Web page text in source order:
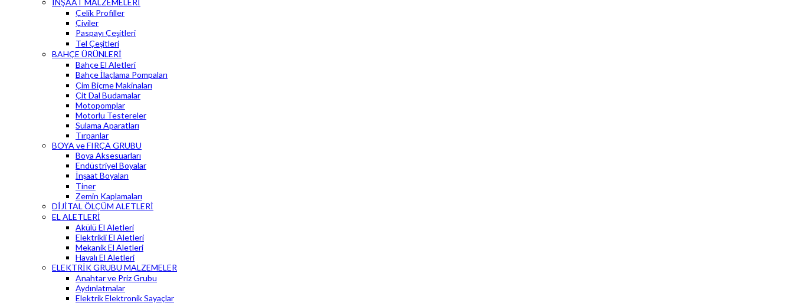
Çelik Profiller
Çiviler
Paspayı Çeşitleri
Tel Çeşitleri
BAHÇE ÜRÜNLERİ
Bahçe El Aletleri
Bahçe İlaçlama Pompaları
Çim Biçme Makinaları
Çit Dal Budamalar
Motopomplar
Motorlu Testereler
Sulama Aparatları
Tırpanlar
BOYA ve FIRÇA GRUBU
Boya Aksesuarları
Endüstriyel Boyalar
İnşaat Boyaları
Tiner
Zemin Kaplamaları
DİJİTAL ÖLÇÜM ALETLERİ
EL ALETLERİ
Akülü El Aletleri
Elektrikli El Aletleri
Mekanik El Aletleri
Havalı El Aletleri
ELEKTRİK GRUBU MALZEMELER
Anahtar ve Priz Grubu
Aydınlatmalar
Elektrik Elektronik Sayaçlar